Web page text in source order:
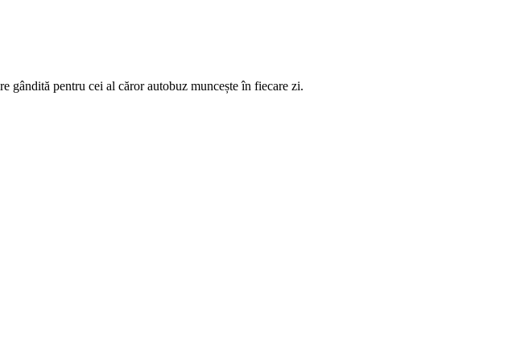
gândită pentru cei al căror autobuz muncește în fiecare zi.